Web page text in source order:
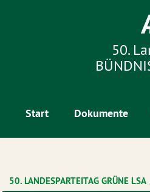
Start Dokumente
50.
50. LANDESPARTEITAG GRÜNE LSA